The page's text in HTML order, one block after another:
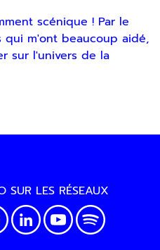
scénique ! Par le
qui m'ont beaucoup aidé,
sur l'univers de la
SUR LES RÉSEAUX